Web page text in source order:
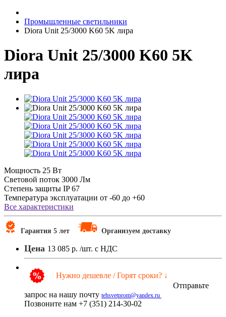
Промышленные светильники
Diora Unit 25/3000 K60 5K лира
Diora Unit 25/3000 K60 5K
лира
Мощность 25 Вт
Световой поток 3000 Лм
Степень защиты IP 67
Температура эксплуатации от -60 до +60
Все характеристики
Гарантия 5 лет Организуем доставку
Цена 13 085 р. /шт. с НДС
Нужно дешевле / Горят сроки? ↓
Отправьте
запрос на нашу почту tehsvetprom@yandex.ru
Позвоните нам +7 (351) 214-30-02